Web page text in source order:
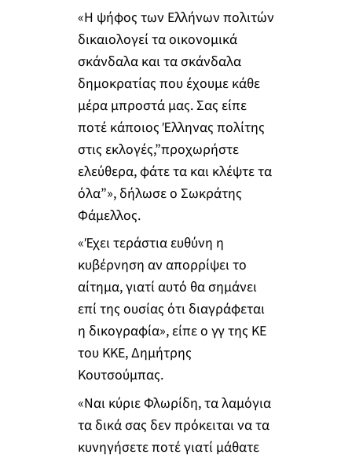
«Η ψήφος των Ελλήνων πολιτών
δικαιολογεί τα οικονομικά
σκάνδαλα και τα σκάνδαλα
δημοκρατίας που έχουμε κάθε
μέρα μπροστά μας. Σας είπε
ποτέ κάποιος Έλληνας πολίτης
στις εκλογές,”προχωρήστε
ελεύθερα, φάτε τα και κλέψτε τα
όλα”», δήλωσε ο Σωκράτης
Φάμελλος.
«Έχει τεράστια ευθύνη η
κυβέρνηση αν απορρίψει το
αίτημα, γιατί αυτό θα σημάνει
επί της ουσίας ότι διαγράφεται
η δικογραφία», είπε ο γγ της ΚΕ
του ΚΚΕ, Δημήτρης
Κουτσούμπας.
«Ναι κύριε Φλωρίδη, τα λαμόγια
τα δικά σας δεν πρόκειται να τα
κυνηγήσετε ποτέ γιατί μάθατε